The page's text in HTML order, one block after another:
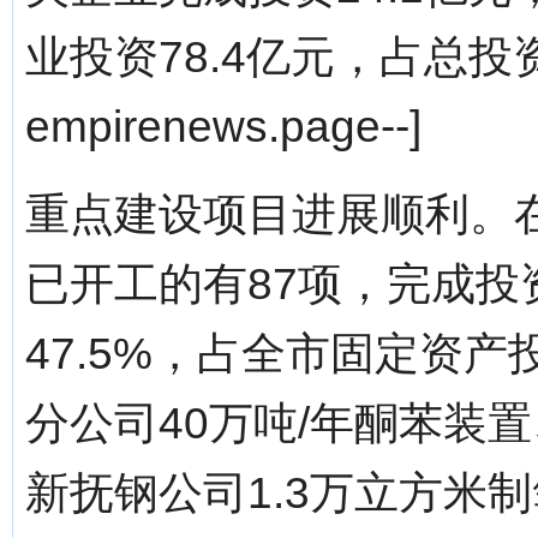
业投资78.4亿元，占总投
empirenews.page--]
重点建设项目进展顺利。
已开工的有87项，完成
47.5%，占全市固定资产
分公司40万吨/年酮苯装
新抚钢公司1.3万立方米